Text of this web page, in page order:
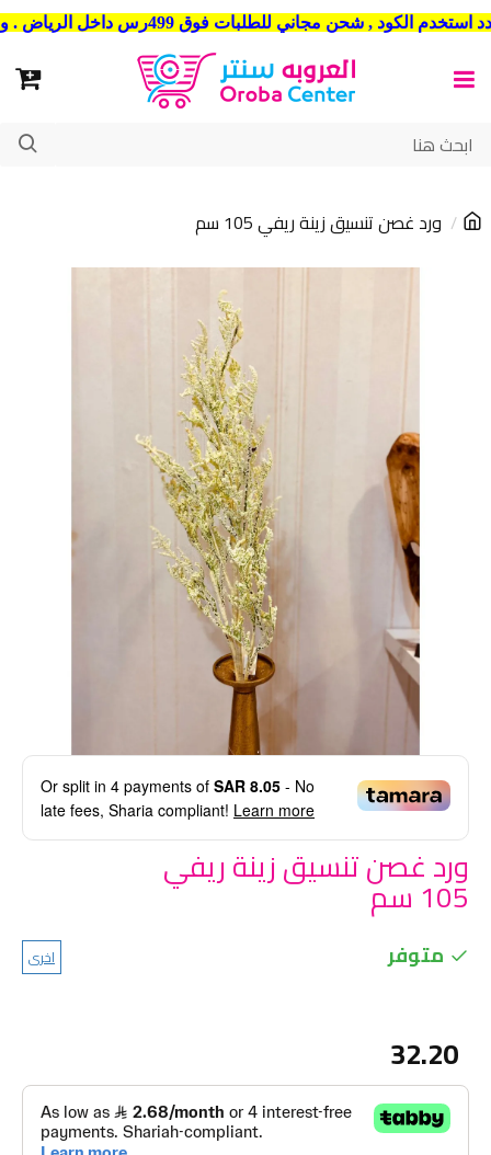
شحن مجاني للطلبات فوق 499رس داخل الرياض . وشحن الي جميع مدن المملكة العربية السعودية
ورد غصن تنسيق زينة ريفي 105 سم
Or split in 4 payments of SAR 8.05 - No
late fees, Sharia compliant! Learn more
ورد غصن تنسيق زينة ريفي
105 سم
متوفر اخرى
32.20